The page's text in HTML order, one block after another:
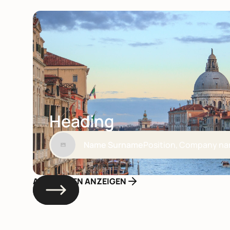
Heading
Name Surname Position, Company
ALLE REISEN ANZEIGEN